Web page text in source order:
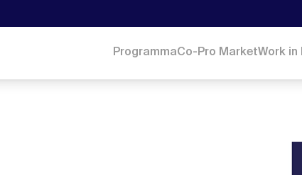
ProgrammaCo-Pro MarketWork in